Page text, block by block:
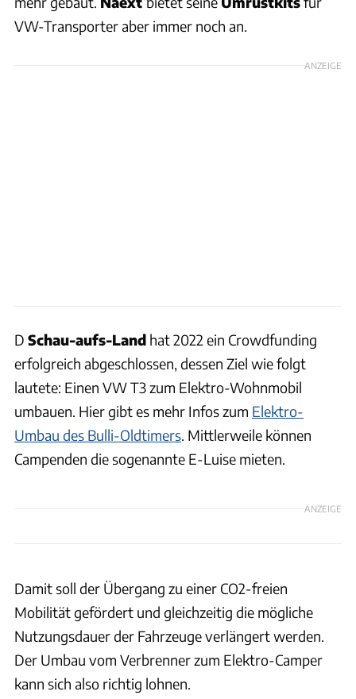
VW-Transporter aber immer noch an.
ANZEIGE
D Schau-aufs-Land hat 2022 ein Crowdfunding
erfolgreich abgeschlossen, dessen Ziel wie folgt
lautete: Einen VW T3 zum Elektro-Wohnmobil
umbauen. Hier gibt es mehr Infos zum Elektro-
Umbau des Bulli-Oldtimers. Mittlerweile können
Campenden die sogenannte E-Luise mieten.
ANZEIGE
Damit soll der Übergang zu einer CO2-freien
Mobilität gefördert und gleichzeitig die mögliche
Nutzungsdauer der Fahrzeuge verlängert werden.
Der Umbau vom Verbrenner zum Elektro-Camper
kann sich also richtig lohnen.